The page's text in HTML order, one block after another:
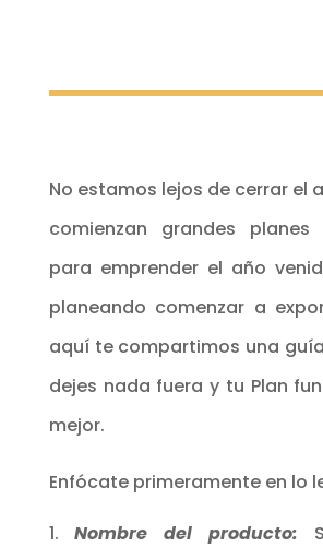
No estamos lejos de cerrar el
comienzan grandes
para emprender el año
planeando comenzar a
aquí te compartimos una
dejes nada fuera y tu Plan
mejor.
Enfócate primeramente en lo
Nombre del producto: